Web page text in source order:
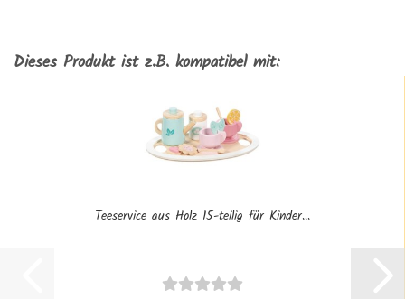
Dieses Produkt ist z.B. kompatibel mit:
Teeservice aus Holz 15-teilig für Kinder...